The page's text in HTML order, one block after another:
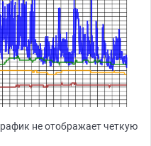
не отображает четкую